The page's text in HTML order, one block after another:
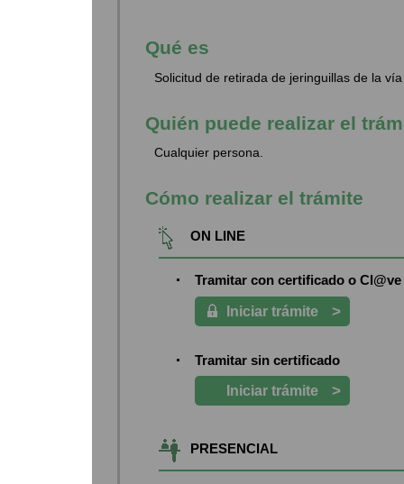
Qué es
Solicitud de retirada de jeringuillas de la vía
Quién puede realizar el
Cualquier persona.
Cómo realizar el trámite
ON LINE
Tramitar con certificado o Cl@ve
Iniciar trámite >
Tramitar sin certificado
Iniciar trámite >
PRESENCIAL